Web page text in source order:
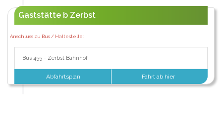
Gaststätte b Zerbst
Anschluss zu Bus / Haltestelle:
Bus 455 - Zerbst Bahnhof
Abfahrtsplan Fahrt ab hier